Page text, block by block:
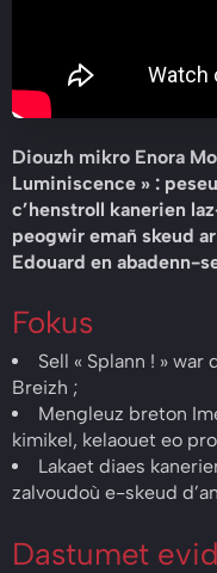
Diouzh mikro Enora
Luminiscence » :
c’henstroll kanerien
peogwir emañ skeud
Edouard en abadenn-
Fokus
Sell « Splann ! »
Breizh ;
Mengleuz breton
kimikel, kelaouet eo
Lakaet diaes
zalvoudoù e-skeud
Dastumet